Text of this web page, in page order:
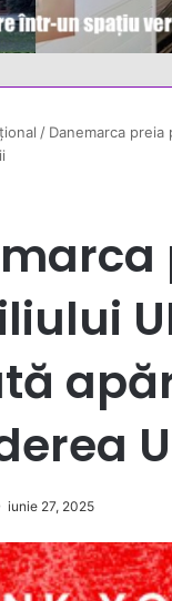
/ Danemarca
iunie 27, 2025